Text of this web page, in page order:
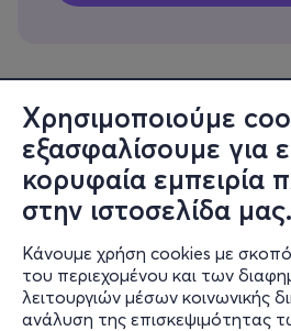
Χρησιμοποιούμε
εξασφαλίσουμε για
κορυφαία εμπειρία
στην ιστοσελίδα μας.
Κάνουμε χρήση cookies με
του περιεχομένου και των
λειτουργιών μέσων κοινωνικής
ανάλυση της επισκεψιμότητας
Πληροφορίες
Υποστήριξη
Stay Connected